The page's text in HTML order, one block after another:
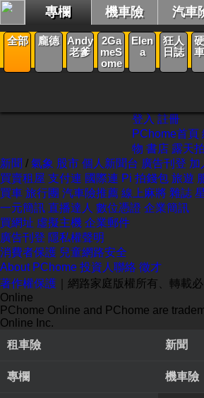
專欄 機車險 汽車
新聞
全部 龐德
Andy
老爹
2Ga
meS
ome
Elen
a
狂人
日誌
登入 註冊
PChome首頁
物 書店 露天
新聞 / 氣象 股市 個人新聞台 廣告刊登 加
買賣租屋 支付連 國際連 Pi 拍錢包 旅遊
買車 旅行團 汽車險推薦 線上麻將 雜誌
一元簡訊 直播達人 數位憑證 企業簡訊
買網址 虛擬主機 企業郵件
廣告刊登 隱私權聲明
消費者保護 兒童網路安全
About PChome 投資人聯絡 徵才
著作權保護 ｜網路家庭版權所有、轉載
Online
PChome Online and PChome are
Online Inc.
租車險
新聞
專欄 機車險